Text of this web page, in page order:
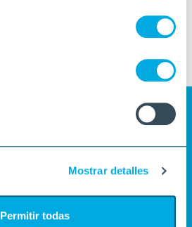
Mostrar detalles
Permitir todas